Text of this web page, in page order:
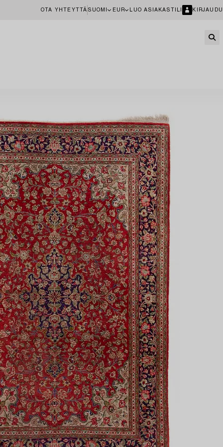
OTA YHTEYTTÄ SUOMI EUR LUO ASIAKASTILI KIRJAUDU